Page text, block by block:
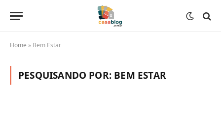
Home » Bem Estar
PESQUISANDO POR: BEM ESTAR